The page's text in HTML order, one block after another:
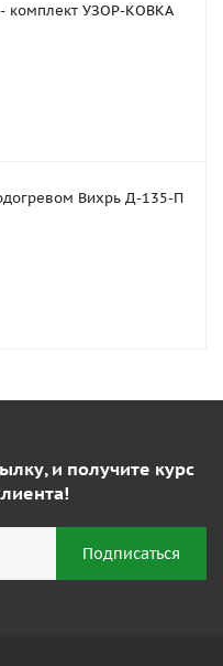
комплект УЗОР-КОВКА
Вихрь Д-135-П
и получите курс